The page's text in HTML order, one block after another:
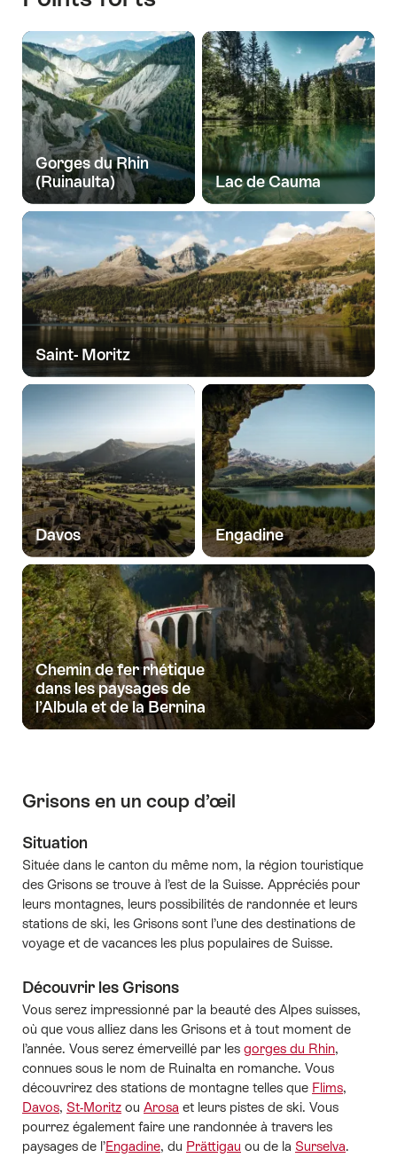
Gorges du Rhin
(Ruinaulta)
Lac de Cauma
Saint- Moritz
Davos Engadine
Chemin de fer rhétique
dans les paysages de
l’Albula et de la Bernina
Grisons en un coup d’œil
Situation
Située dans le canton du même nom, la région touristique
des Grisons se trouve à l’est de la Suisse. Appréciés pour
leurs montagnes, leurs possibilités de randonnée et leurs
stations de ski, les Grisons sont l’une des destinations de
voyage et de vacances les plus populaires de Suisse.
Découvrir les Grisons
Vous serez impressionné par la beauté des Alpes suisses,
où que vous alliez dans les Grisons et à tout moment de
l’année. Vous serez émerveillé par les gorges du Rhin,
connues sous le nom de Ruinalta en romanche. Vous
découvrirez des stations de montagne telles que Flims,
Davos, St-Moritz ou Arosa et leurs pistes de ski. Vous
pourrez également faire une randonnée à travers les
paysages de l’Engadine, du Prättigau ou de la Surselva.